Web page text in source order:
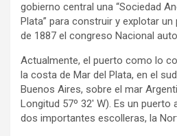
gobierno central una “Sociedad
Plata” para construir y explotar
de 1887 el congreso Nacional
Actualmente, el puerto como lo
la costa de Mar del Plata, en el
Buenos Aires, sobre el mar
Longitud 57º 32′ W). Es un
dos importantes escolleras, la